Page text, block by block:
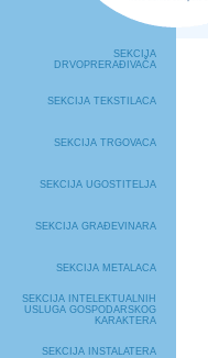
SEKCIJA
DRVOPRERAĐIVAČA
SEKCIJA TEKSTILACA
SEKCIJA TRGOVACA
SEKCIJA UGOSTITELJA
SEKCIJA GRAĐEVINARA
SEKCIJA METALACA
SEKCIJA INTELEKTUALNIH
USLUGA GOSPODARSKOG
KARAKTERA
SEKCIJA INSTALATERA